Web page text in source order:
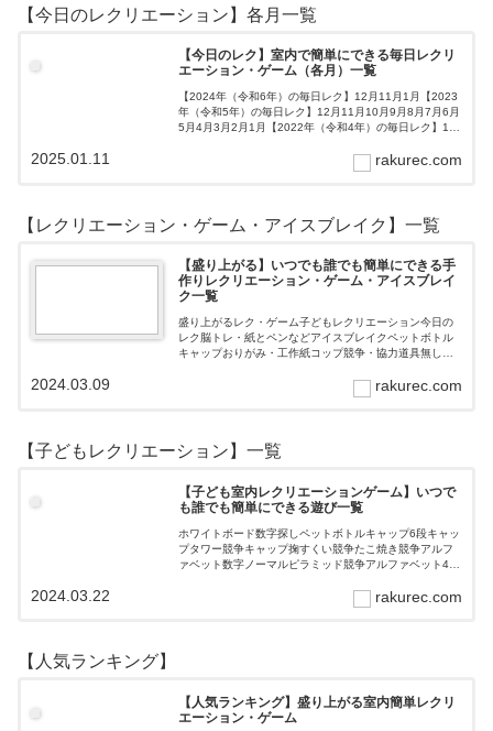
【今日のレクリエーション】各月一覧
【今日のレク】室内で簡単にできる毎日レクリ
エーション・ゲーム（各月）一覧
【2024年（令和6年）の毎日レク】12月11月1月【2023
年（令和5年）の毎日レク】12月11月10月9月8月7月6月
5月4月3月2月1月【2022年（令和4年）の毎日レク】12
rakurec.com
2025.01.11
【レクリエーション・ゲーム・アイスブレイク】一覧
【盛り上がる】いつでも誰でも簡単にできる手
作りレクリエーション・ゲーム・アイスブレイ
ク一覧
盛り上がるレク・ゲーム子どもレクリエーション今日の
レク脳トレ・紙とペンなどアイスブレイクペットボトル
キャップおりがみ・工作紙コップ競争・協力道具無し・
ロおはじき体操スライム脳トレ無料素材Yo…rakurec.com
2024.03.09
【子どもレクリエーション】一覧
【子ども室内レクリエーションゲーム】いつで
も誰でも簡単にできる遊び一覧
ホワイトボード数字探しペットボトルキャップ6段キャッ
プタワー競争キャップ掬すくい競争たこ焼き競争アルフ
ァベット数字ノーマルピラミッド競争アルファベット4段
rakurec.com
2024.03.22
【人気ランキング】
【人気ランキング】盛り上がる室内簡単レクリ
エーション・ゲーム